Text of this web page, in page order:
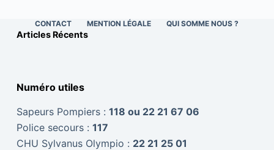
CONTACT MENTION LÉGALE QUI SOMME NOUS ?
Articles Récents
Numéro utiles
Sapeurs Pompiers : 118 ou 22 21 67 06
Police secours : 117
CHU Sylvanus Olympio : 22 21 25 01